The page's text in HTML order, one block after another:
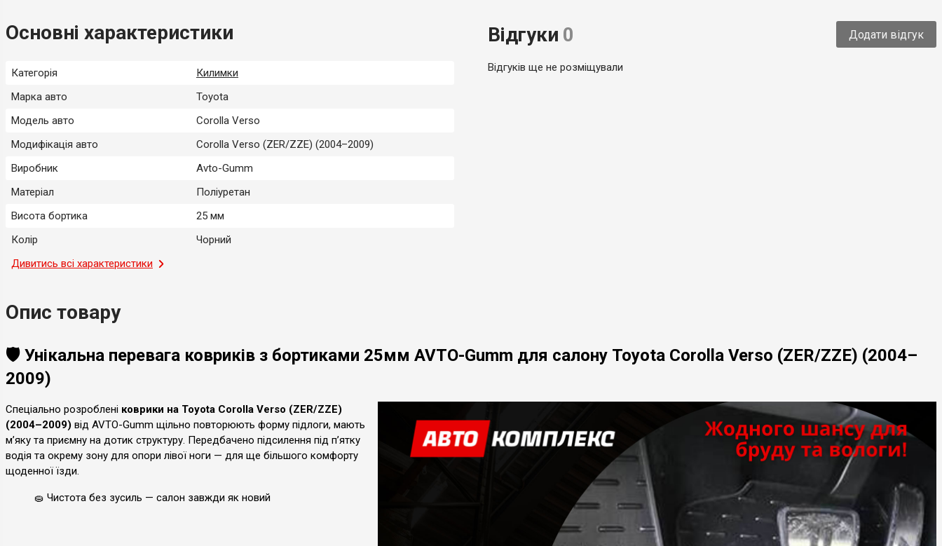
Основні характеристики
Категорія
Килимки
Марка авто
Toyota
Модель авто
Corolla Verso
Модифікація авто
Corolla Verso (ZER/ZZE) (2004–2009)
Виробник
Avto-Gumm
Матеріал
Поліуретан
Висота бортика
25 мм
Колір
Чорний
Місце застосування
Країна-виробник
Дивитись всі характеристики
Відгуки 0 Додати відгук
Відгуків ще не розміщували
Опис товару
🛡️ Унікальна перевага ковриків з бортиками 25мм AVTO-Gumm для салону Toyota Corolla Verso (ZER/ZZE) (2004–
2009)
Спеціально розроблені коврики на Toyota Corolla Verso (ZER/ZZE)
(2004–2009) від AVTO-Gumm щільно повторюють форму підлоги, мають
м’яку та приємну на дотик структуру. Передбачено підсилення під п’ятку
водія та окрему зону для опори лівої ноги — для ще більшого комфорту
щоденної їзди.
🧽 Чистота без зусиль — салон завжди як новий